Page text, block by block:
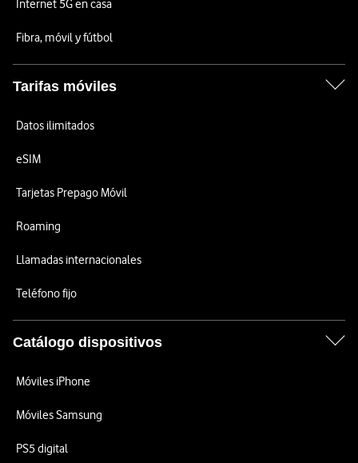
Internet 5G en casa
Fibra, móvil y fútbol
Tarifas móviles
Datos ilimitados
eSIM
Tarjetas Prepago Móvil
Roaming
Llamadas internacionales
Teléfono fijo
Catálogo dispositivos
Móviles iPhone
Móviles Samsung
PS5 digital